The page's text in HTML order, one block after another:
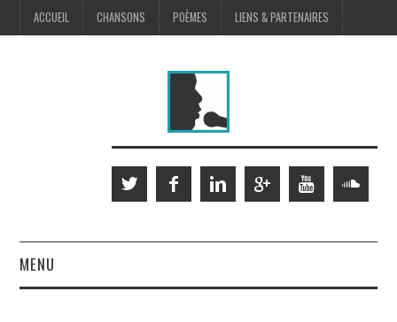
ACCUEIL CHANSONS POÈMES LIENS & PARTENAIRES
MENU